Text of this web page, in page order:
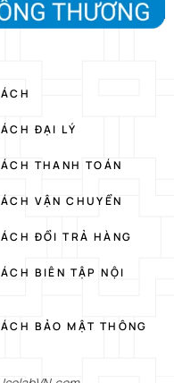
ĐẠI LÝ
THANH TOÁN
VẬN CHUYỂN
ĐỔI TRẢ HÀNG
BIÊN TẬP NỘI
BẢO MẬT THÔNG